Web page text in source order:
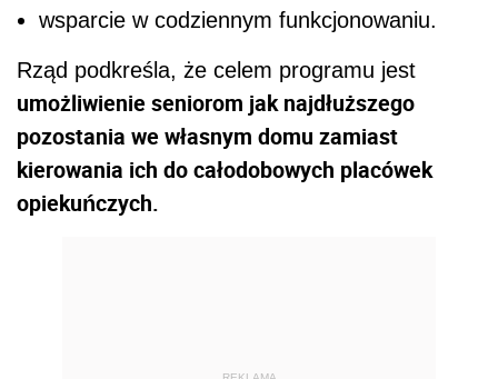
wsparcie w codziennym funkcjonowaniu.
Rząd podkreśla, że celem programu jest
umożliwienie seniorom jak najdłuższego
pozostania we własnym domu zamiast
kierowania ich do całodobowych placówek
opiekuńczych.